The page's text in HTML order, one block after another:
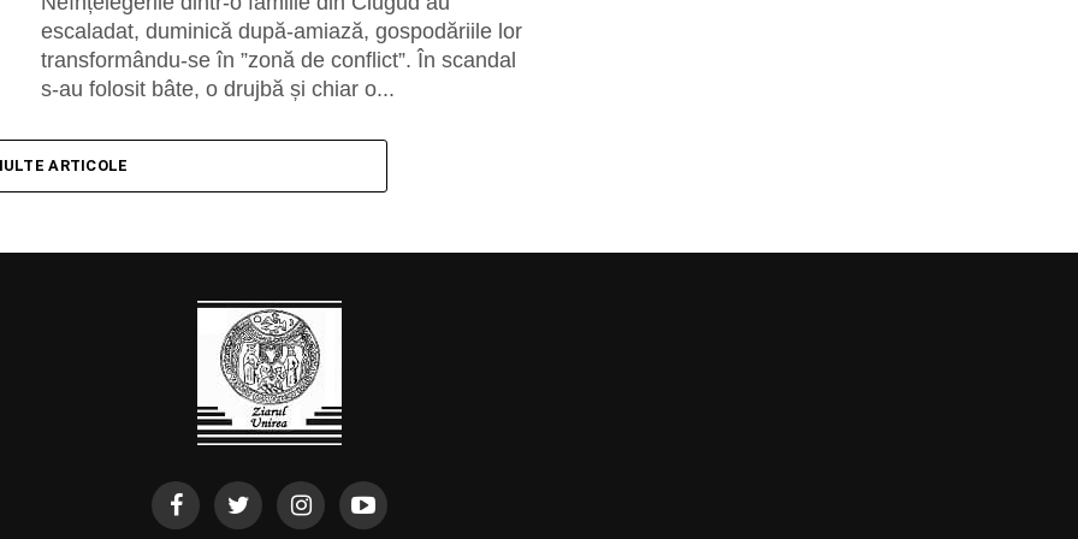
escaladat, duminică după-amiază, gospodăriile lor
transformându-se în ”zonă de conflict”. În scandal
s-au folosit bâte, o drujbă și chiar o...
ARTICOLE